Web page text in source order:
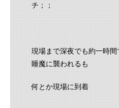
チ；；
現場まで深夜でも約一時間
睡魔に襲われるも
何とか現場に到着